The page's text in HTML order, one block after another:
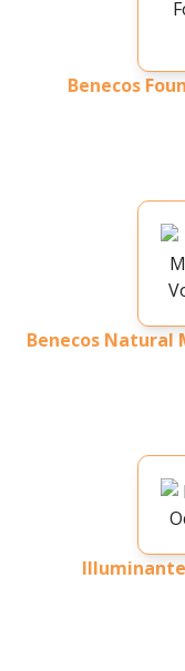
Benecos
Benecos Natural
Illuminante